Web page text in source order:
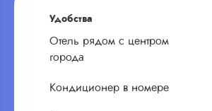
Удобства
Отель рядом с центром
города
Кондиционер в номере